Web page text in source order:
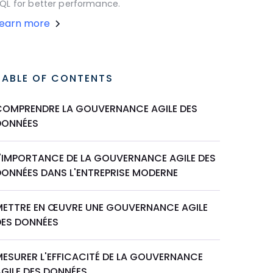
for better performance.
more
OF CONTENTS
LA GOUVERNANCE AGILE DES
DE LA GOUVERNANCE AGILE DES
DANS L'ENTREPRISE MODERNE
EN ŒUVRE UNE GOUVERNANCE AGILE
DONNÉES
L'EFFICACITÉ DE LA GOUVERNANCE